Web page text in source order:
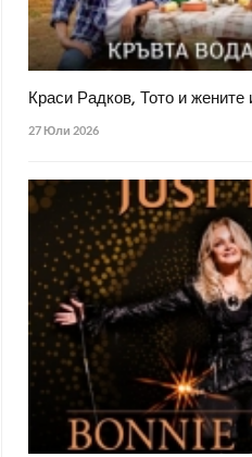
Краси Радков, Тото и
27 Юли 2026